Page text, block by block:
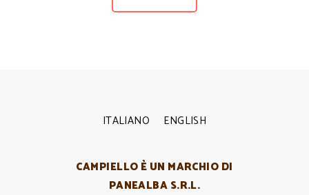
ITALIANO ENGLISH
CAMPIELLO È UN MARCHIO DI
PANEALBA S.R.L.